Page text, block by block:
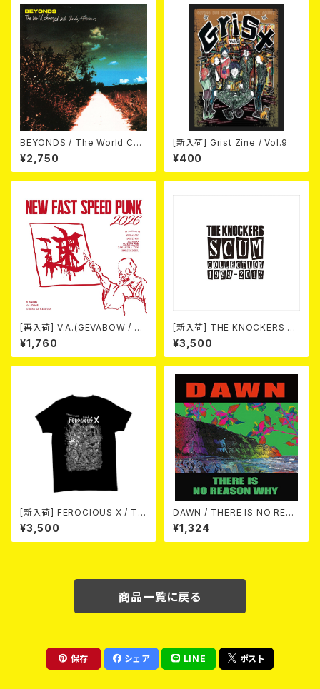
BEYONDS / The World Cha
nged Into Sunday Afternoo
n 10"＋CD＋DVD
¥2,750
[新入荷] Grist Zine / Vol.9
¥400
[再入荷] V.A.(GEVABOW / D
USTPAN / EL NUDO / MARV
ELOUS / 高倉健 / Horse & D
eer) / NEW FAST SPEED PU
¥1,760
[新入荷] THE KNOCKERS 『S
CUM COLLECTION 1999
～2013』(2xCD)
¥3,500
[新入荷] FEROCIOUS X / T S
HIRT
¥3,500
DAWN / THERE IS NO REAS
¥1,324
商品一覧に戻る
保存 シェア LINE ポスト